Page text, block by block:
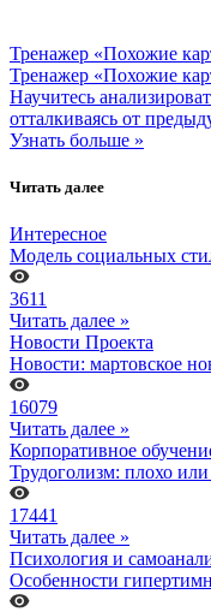
Тренажер «Похожие
Тренажер «Похожие
Научитесь
отталкиваясь от
Узнать больше »
Читать далее
Интересное
Модель социальных
3611
Читать далее »
Новости Проекта
Новости: мартовское
16079
Читать далее »
Корпоративное
Трудоголизм: плохо
17441
Читать далее »
Психология и
Особенности